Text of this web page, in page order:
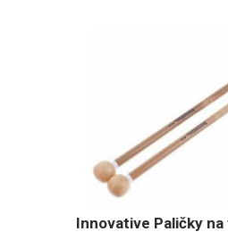
Innovative Paličky